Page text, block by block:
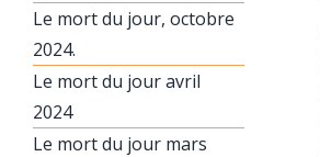
Le mort du jour, octobre
2024.
Le mort du jour avril
2024
Le mort du jour mars